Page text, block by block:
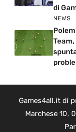
di
NEWS
Games4all.it di
Marchese 10,